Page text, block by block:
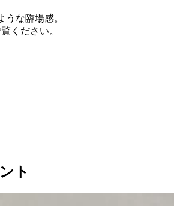
うな臨場感。
ください。
ト